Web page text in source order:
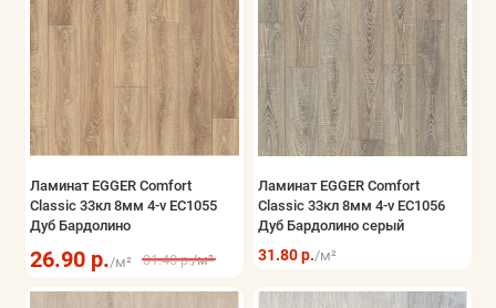
Ламинат EGGER Comfort
Classic 33кл 8мм 4-v EC1055
Дуб Бардолино
26.90 р./м² 31.40 р./м²
Ламинат EGGER Comfort
Classic 33кл 8мм 4-v EC1056
Дуб Бардолино серый
31.80 р./м²